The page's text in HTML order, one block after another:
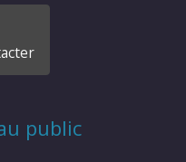
public